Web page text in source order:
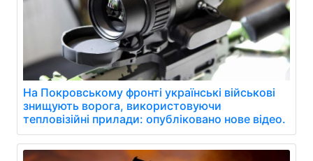
На Покровському фронті українські військові
знищують ворога, використовуючи
тепловізійні прилади: опубліковано нове відео.